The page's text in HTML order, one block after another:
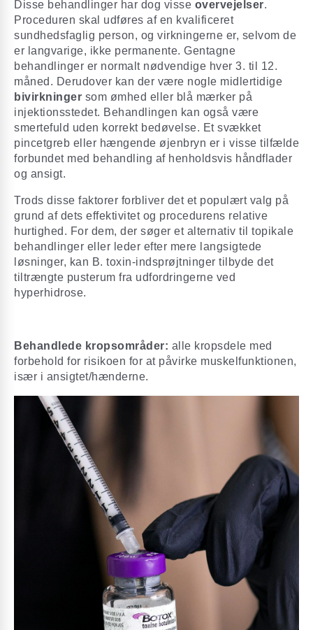
Disse behandlinger har dog visse overvejelser.
Proceduren skal udføres af en kvalificeret
sundhedsfaglig person, og virkningerne er, selvom de
er langvarige, ikke permanente. Gentagne
behandlinger er normalt nødvendige hver 3. til 12.
måned. Derudover kan der være nogle midlertidige
bivirkninger som ømhed eller blå mærker på
injektionsstedet. Behandlingen kan også være
smertefuld uden korrekt bedøvelse. Et svækket
pincetgreb eller hængende øjenbryn er i visse tilfælde
forbundet med behandling af henholdsvis håndflader
og ansigt.
Trods disse faktorer forbliver det et populært valg på
grund af dets effektivitet og procedurens relative
hurtighed. For dem, der søger et alternativ til topikale
behandlinger eller leder efter mere langsigtede
løsninger, kan B. toxin-indsprøjtninger tilbyde det
tiltrængte pusterum fra udfordringerne ved
hyperhidrose.
Behandlede kropsområder: alle kropsdele med
forbehold for risikoen for at påvirke muskelfunktionen,
især i ansigtet/hænderne.